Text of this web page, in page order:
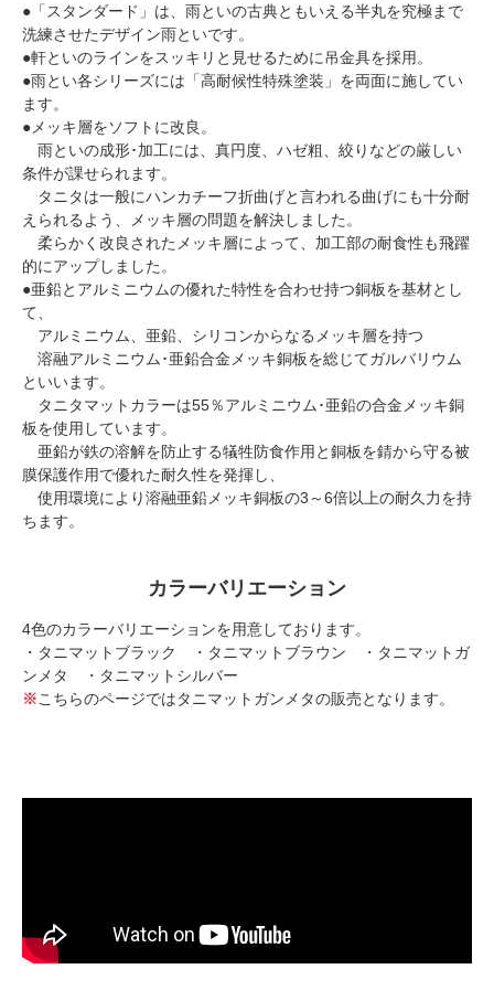
●「スタンダード」は、雨といの古典ともいえる半丸を究極まで
洗練させたデザイン雨といです。
●軒といのラインをスッキリと見せるために吊金具を採用。
●雨とい各シリーズには「高耐候性特殊塗装」を両面に施してい
ます。
●メッキ層をソフトに改良。
雨といの成形･加工には、真円度、ハゼ粗、絞りなどの厳しい
条件が課せられます。
タニタは一般にハンカチーフ折曲げと言われる曲げにも十分耐
えられるよう、メッキ層の問題を解決しました。
柔らかく改良されたメッキ層によって、加工部の耐食性も飛躍
的にアップしました。
●亜鉛とアルミニウムの優れた特性を合わせ持つ銅板を基材とし
て、
アルミニウム、亜鉛、シリコンからなるメッキ層を持つ
溶融アルミニウム･亜鉛合金メッキ銅板を総じてガルバリウム
といいます。
タニタマットカラーは55％アルミニウム･亜鉛の合金メッキ銅
板を使用しています。
亜鉛が鉄の溶解を防止する犠牲防食作用と銅板を錆から守る被
膜保護作用で優れた耐久性を発揮し、
使用環境により溶融亜鉛メッキ銅板の3～6倍以上の耐久力を持
ちます。
カラーバリエーション
4色のカラーバリエーションを用意しております。
・タニマットブラック ・タニマットブラウン ・タニマットガ
ンメタ ・タニマットシルバー
※こちらのページではタニマットガンメタの販売となります。